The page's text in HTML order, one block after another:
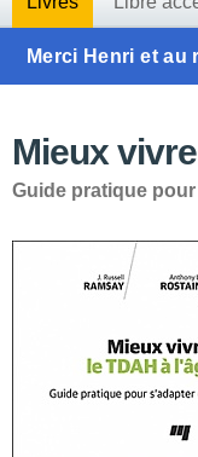
Merci Henri et au
Mieux
Guide pratique